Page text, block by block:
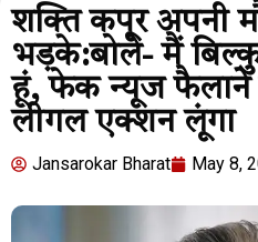
शक्ति कपूर अपनी
भड़के:बोले- मैं
हूं, फेक न्यूज फैलाने
लीगल एक्शन लूंगा
Jansarokar Bharat May 8,